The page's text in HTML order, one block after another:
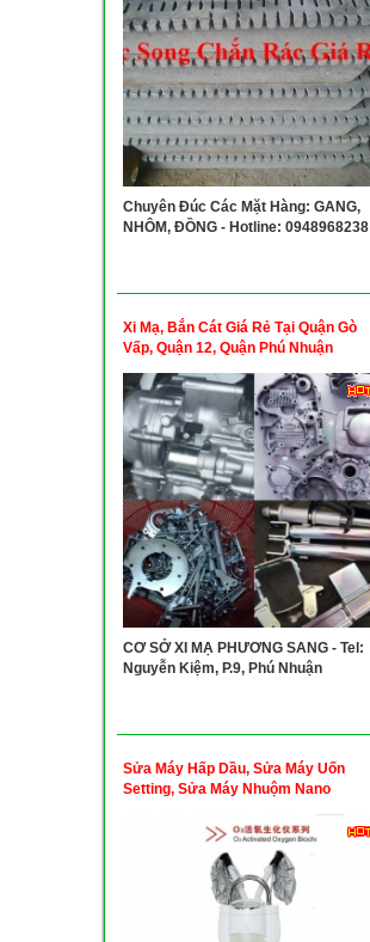
Chuyên Đúc Các Mặt Hàng: GANG,
NHÔM, ĐỒNG - Hotline: 0948968238
Xi Mạ, Bắn Cát Giá Rẻ Tại Quận Gò
Vấp, Quận 12, Quận Phú Nhuận
CƠ SỞ XI MẠ PHƯƠNG SANG - Tel:
Nguyễn Kiệm, P.9, Phú Nhuận
Sửa Máy Hấp Dầu, Sửa Máy Uốn
Setting, Sửa Máy Nhuộm Nano